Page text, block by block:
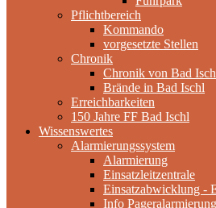
Pflichtbereich
Kommando
vorgesetzte Stellen
Chronik
Chronik von Bad
Brände in Bad Ischl
Erreichbarkeiten
150 Jahre FF Bad Ischl
Wissenswertes
Alarmierungssystem
Alarmierung
Einsatzleitzentrale
Einsatzabwicklung -
Info Pageralarmierung